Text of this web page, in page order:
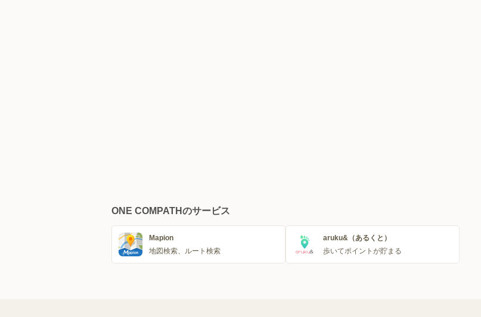
ONE COMPATHのサービス
Mapion
地図検索、ルート検索
aruku&（あるくと）
歩いてポイントが貯まる